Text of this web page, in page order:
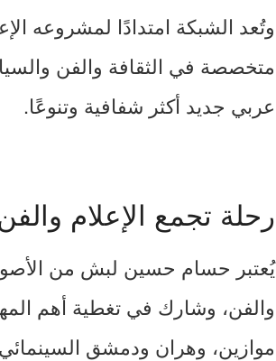
وتُعد الشبكة امتدادًا لمشروعه
متخصصة في الثقافة والفن
عربي جديد أكثر شفافية وتنوعًا.
رحلة تجمع الإعلام
يُعتبر حسام حسين لبش من
والفن، وشارك في تغطية أهم
موازين، وهران ودمشق